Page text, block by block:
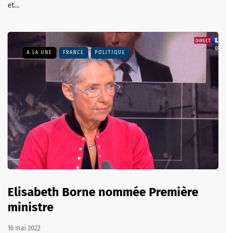
et…
A LA UNE FRANCE POLITIQUE
Elisabeth Borne nommée Première
ministre
16 mai 2022